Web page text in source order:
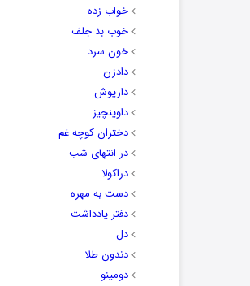
خواب زده
خوب بد جلف
خون سرد
دادزن
داریوش
داوینچیز
دختران کوچه غم
در انتهای شب
دراکولا
دست به مهره
دفتر یادداشت
دل
دندون طلا
دومینو